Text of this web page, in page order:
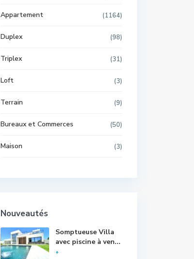
Appartement (1164)
Duplex (98)
Triplex (31)
Loft (3)
Terrain (9)
Bureaux et Commerces (50)
Maison (3)
Nouveautés
Somptueuse Villa
avec piscine à ven...
*